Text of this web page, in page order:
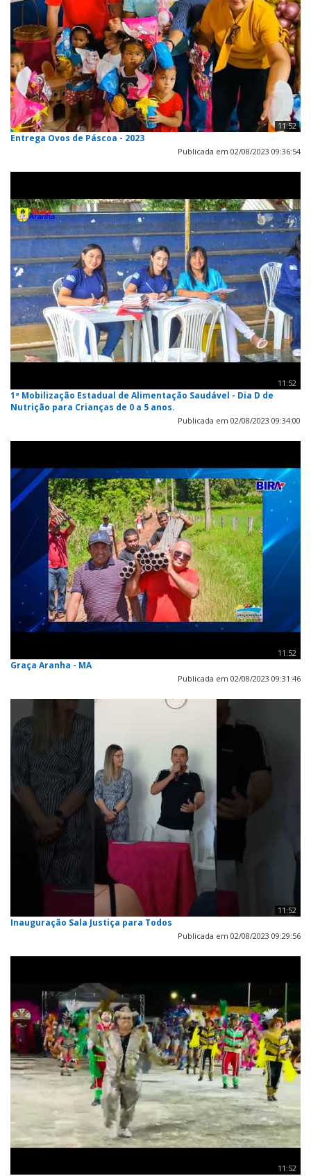
11:52
Entrega Ovos de Páscoa - 2023
Publicada em 02/08/2023 09:36:54
11:52
1ª Mobilização Estadual de Alimentação Saudável - Dia D de
Nutrição para Crianças de 0 a 5 anos.
Publicada em 02/08/2023 09:34:00
11:52
Graça Aranha - MA
Publicada em 02/08/2023 09:31:46
11:52
Inauguração Sala Justiça para Todos
Publicada em 02/08/2023 09:29:56
11:52